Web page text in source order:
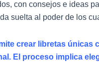
con consejos e ideas
suelta al poder de los
crear libretas únicas
El proceso implica